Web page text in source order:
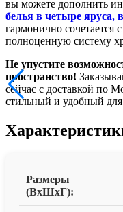
вы можете дополнить
белья в четыре яруса,
гармонично сочетается
полноценную систему
Не упустите
пространство!
сейчас с доставкой по
стильный и удобный
Размеры
(ВxШxГ):